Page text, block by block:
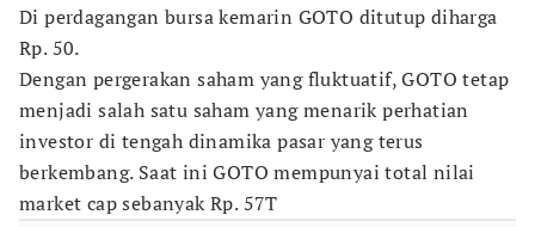
Di perdagangan bursa kemarin GOTO ditutup diharga
Rp. 50.
Dengan pergerakan saham yang fluktuatif, GOTO tetap
menjadi salah satu saham yang menarik perhatian
investor di tengah dinamika pasar yang terus
berkembang. Saat ini GOTO mempunyai total nilai
market cap sebanyak Rp. 57T